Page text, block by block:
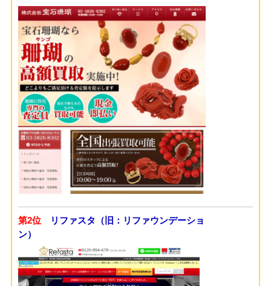
第2位
リファスタ（旧：リファウンデーショ
ン）